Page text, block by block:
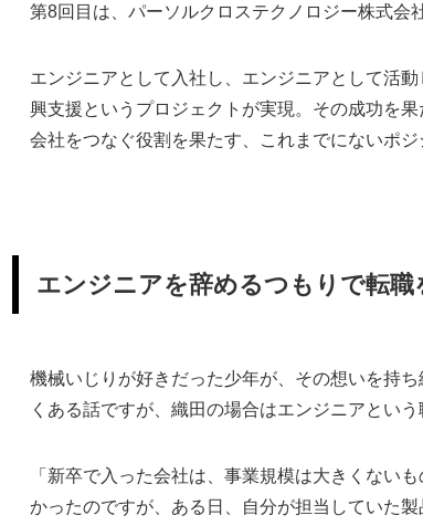
第8回目は、パーソルクロステクノロジー株式会
エンジニアとして入社し、エンジニアとして活
興支援というプロジェクトが実現。その成功を
会社をつなぐ役割を果たす、これまでにないポジ
エンジニアを辞めるつもりで転職
機械いじりが好きだった少年が、その想いを持
くある話ですが、織田の場合はエンジニアとい
「新卒で入った会社は、事業規模は大きくない
かったのですが、ある日、自分が担当していた